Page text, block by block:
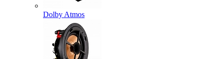
Dolby Atmos